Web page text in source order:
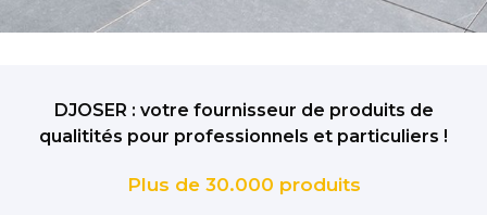
DJOSER : votre fournisseur de produits de
qualitités pour professionnels et particuliers !
Plus de 30.000 produits